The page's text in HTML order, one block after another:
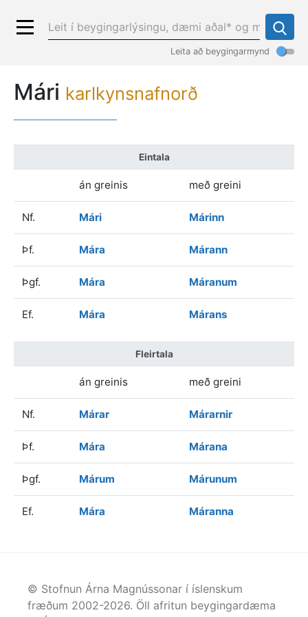
Leita að beygingarmynd
Mári karlkynsnafnorð
Eintala
án greinis með greini
Nf. Mári Márinn
Þf. Mára Márann
Þgf. Mára Máranum
Ef. Mára Márans
Fleirtala
án greinis með greini
Nf. Márar Márarnir
Þf. Mára Márana
Þgf. Márum Márunum
Ef. Mára Máranna
© Stofnun Árna Magnússonar í íslenskum
fræðum 2002-2026. Öll afritun beygingardæma